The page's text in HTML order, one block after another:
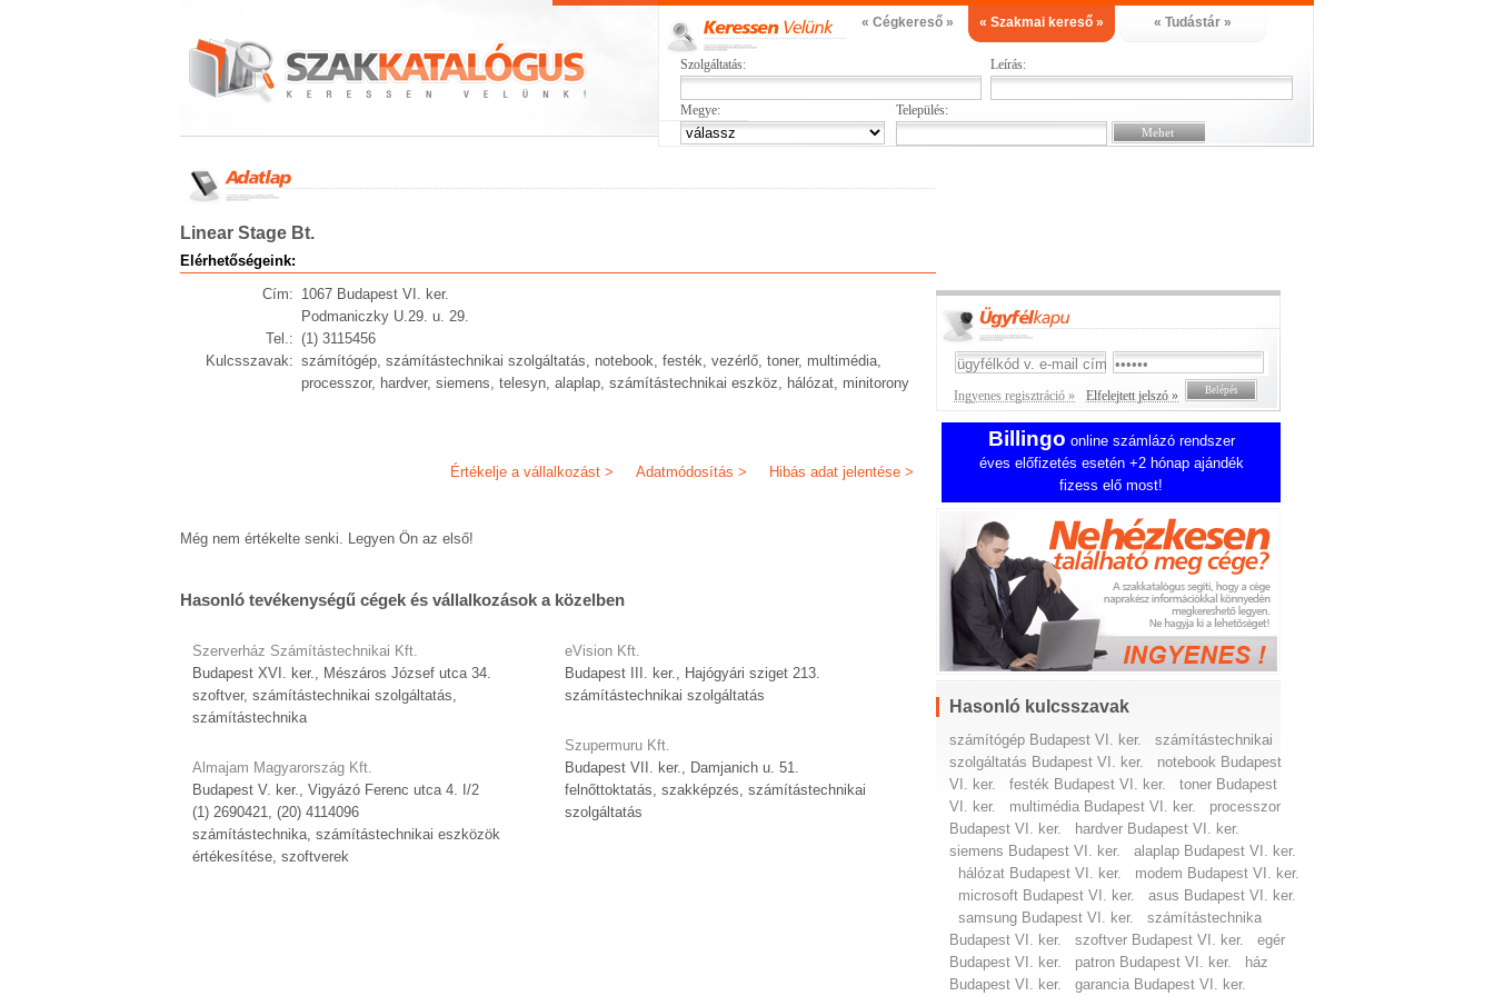
« Cégkereső » « Szakmai kereső » « Tudástár »
Szolgáltatás: Leírás:
Megye: Település:
Linear Stage Bt.
Elérhetőségeink:
Cím: 1067 Budapest VI. ker.
Podmaniczky U.29. u. 29.
Tel.: (1) 3115456
Kulcsszavak: számítógép, számítástechnikai szolgáltatás, notebook, festék, vezérlő, toner, multimédia,
processzor, hardver, siemens, telesyn, alaplap, számítástechnikai eszköz, hálózat, minitorony
Hibás adat jelentése >
Adatmódosítás >
Értékelje a vállalkozást >
Még nem értékelte senki. Legyen Ön az első!
Hasonló tevékenységű cégek és vállalkozások a közelben
Szerverház Számítástechnikai Kft.
Budapest XVI. ker., Mészáros József utca 34.
szoftver, számítástechnikai szolgáltatás,
számítástechnika
Almajam Magyarország Kft.
Budapest V. ker., Vigyázó Ferenc utca 4. I/2
(1) 2690421, (20) 4114096
számítástechnika, számítástechnikai eszközök
értékesítése, szoftverek
eVision Kft.
Budapest III. ker., Hajógyári sziget 213.
számítástechnikai szolgáltatás
Szupermuru Kft.
Budapest VII. ker., Damjanich u. 51.
felnőttoktatás, szakképzés, számítástechnikai
szolgáltatás
Ingyenes regisztráció » Elfelejtett jelszó »
Billingo online számlázó rendszer
éves előfizetés esetén +2 hónap ajándék
fizess elő most!
Hasonló kulcsszavak
számítógép Budapest VI. ker.
számítástechnikai
szolgáltatás Budapest VI. ker.
notebook Budapest
VI. ker.
festék Budapest VI. ker.
toner Budapest
VI. ker.
multimédia Budapest VI. ker.
processzor
Budapest VI. ker.
hardver Budapest VI. ker.
siemens Budapest VI. ker.
alaplap Budapest VI. ker.
hálózat Budapest VI. ker.
modem Budapest VI. ker.
microsoft Budapest VI. ker.
asus Budapest VI. ker.
samsung Budapest VI. ker.
számítástechnika
Budapest VI. ker.
szoftver Budapest VI. ker.
egér
Budapest VI. ker.
patron Budapest VI. ker.
ház
Budapest VI. ker.
garancia Budapest VI. ker.